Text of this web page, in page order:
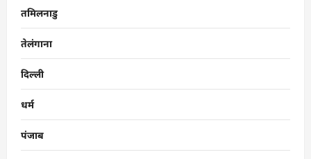
तमिलनाडु
तेलंगाना
दिल्ली
धर्म
पंजाब